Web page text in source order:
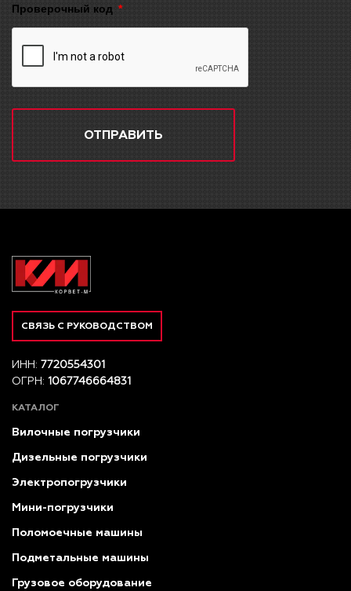
Проверочный код
ОТПРАВИТЬ
СВЯЗЬ С РУКОВОДСТВОМ
ИНН: 7720554301
ОГРН: 1067746664831
КАТАЛОГ
Вилочные погрузчики
Дизельные погрузчики
Электропогрузчики
Мини-погрузчики
Поломоечные машины
Подметальные машины
Грузовое оборудование